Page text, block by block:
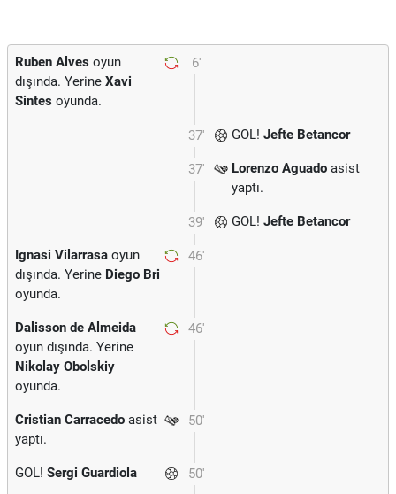
6'
Ruben Alves oyun
dışında. Yerine Xavi
Sintes oyunda.
37' GOL! Jefte Betancor
37' Lorenzo Aguado asist
yaptı.
39' GOL! Jefte Betancor
46'
Ignasi Vilarrasa oyun
dışında. Yerine Diego Bri
oyunda.
46'
Dalisson de Almeida
oyun dışında. Yerine
Nikolay Obolskiy
oyunda.
50'
Cristian Carracedo asist
yaptı.
50'
GOL! Sergi Guardiola